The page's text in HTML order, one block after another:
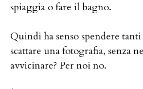
spiaggia o fare il bagno.
Quindi ha senso spendere
scattare una fotografia, senza
avvicinare? Per noi no.